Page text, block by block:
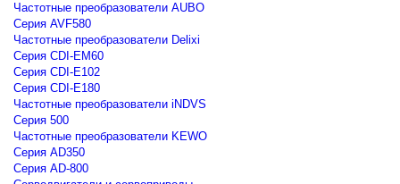
Частотные преобразователи AUBO
Серия AVF580
Частотные преобразователи Delixi
Серия CDI-EM60
Серия CDI-E102
Серия CDI-E180
Частотные преобразователи iNDVS
Серия 500
Частотные преобразователи KEWO
Серия AD350
Серия AD-800